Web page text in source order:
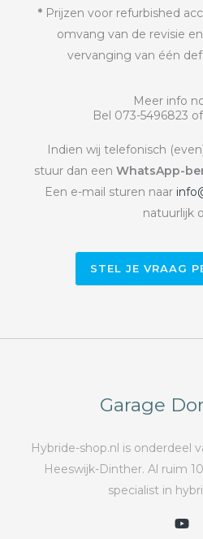
* Prijzen voor refurbished
omvang van de revisie
vervanging van één
Meer info
Bel 073-5496823 of
Indien wij telefonisch
stuur dan een WhatsApp-
Een e-mail sturen naar
natuurlijk
STEL JE VRAAG
Garage
Hybride-shop.nl is onderdeel
Heeswijk-Dinther. Al ruim
specialist in